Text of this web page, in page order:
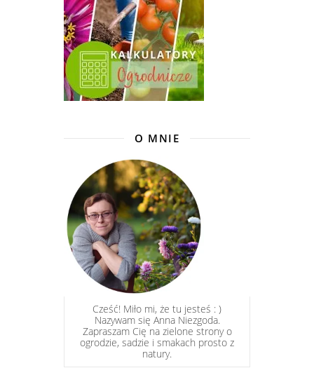
O MNIE
Cześć! Miło mi, że tu jesteś : )
Nazywam się Anna Niezgoda.
Zapraszam Cię na zielone strony o
ogrodzie, sadzie i smakach prosto z
natury.